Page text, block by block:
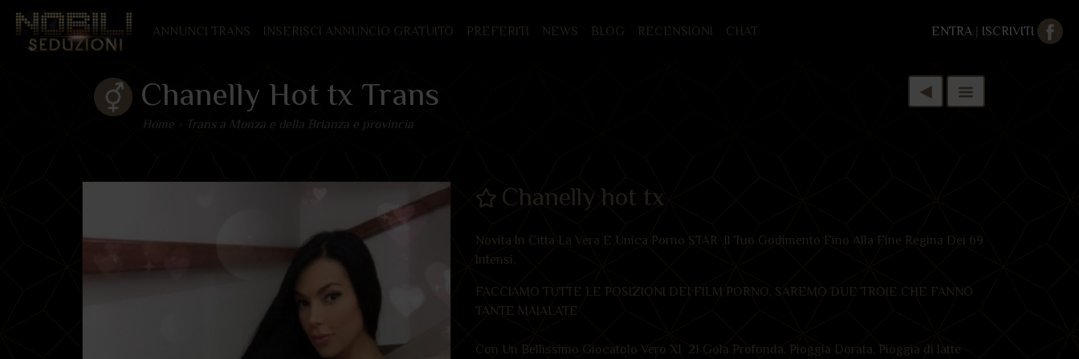
ANNUNCI TRANS (CURRENT)
INSERISCI ANNUNCIO GRATUITO PREFERITI NEWS BLOG RECENSIONI CHAT ENTRA | ISCRIVITI
Chanelly Hot tx Trans
Home Trans a Monza e della Brianza e provincia
Chanelly hot tx
Novita In Citta La Vera E Unica Porno STAR Il Tuo Godimento Fino Alla Fine Regina Dei 69
Intensi,
FACCIAMO TUTTE LE POSIZIONI DEI FILM PORNO, SAREMO DUE TROIE CHE FANNO
TANTE MAIALATE
Con Un Bellissimo Giocatolo Vero Xl 21 Gola Profonda, Pioggia Dorata, Pioggia di latte